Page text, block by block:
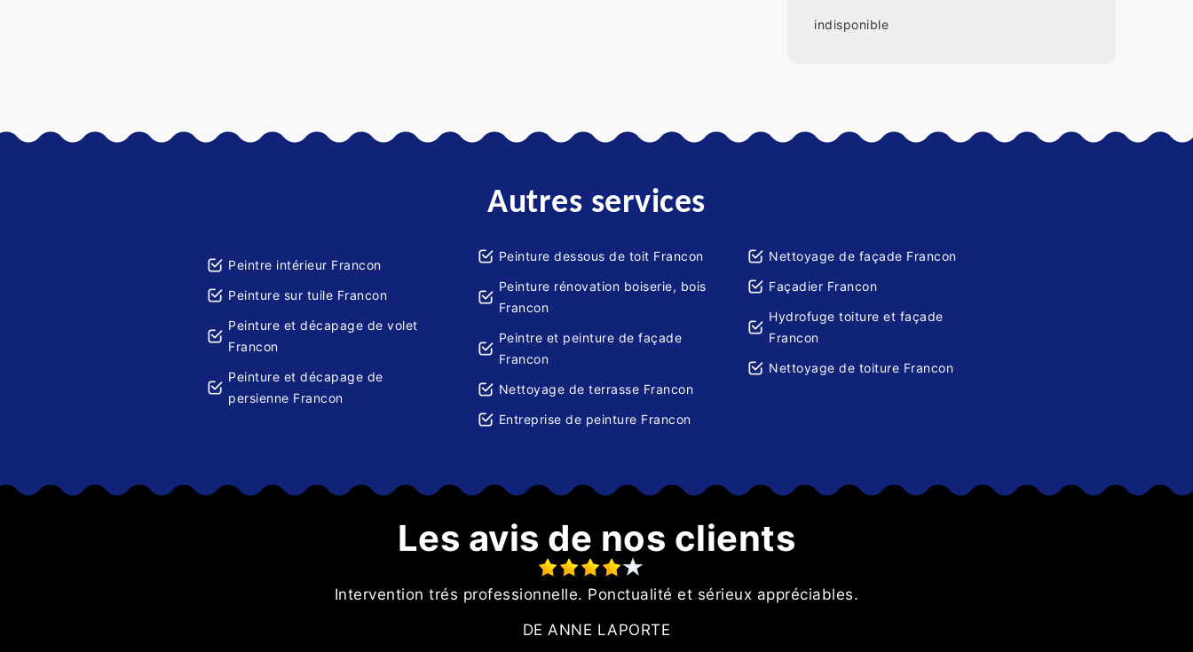
indisponible
Autres services
Peintre intérieur Francon
Peinture sur tuile Francon
Peinture et décapage de volet
Francon
Peinture et décapage de
persienne Francon
Peinture dessous de toit Francon
Peinture rénovation boiserie, bois
Francon
Peintre et peinture de façade
Francon
Nettoyage de terrasse Francon
Entreprise de peinture Francon
Nettoyage de façade Francon
Façadier Francon
Hydrofuge toiture et façade
Francon
Nettoyage de toiture Francon
Les avis de nos clients
Intervention trés professionnelle. Ponctualité et sérieux appréciables.
DE ANNE LAPORTE